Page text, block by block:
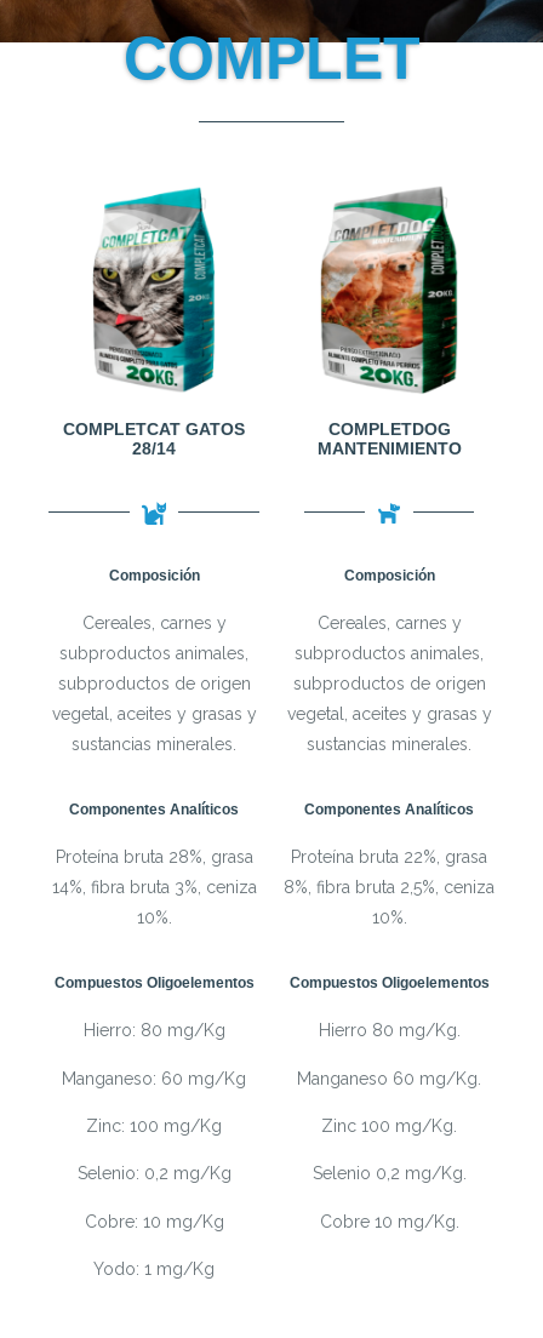
COMPLET
COMPLETCAT GATOS
28/14
COMPLETDOG
MANTENIMIENTO
Composición Composición
Cereales, carnes y
subproductos animales,
subproductos de origen
vegetal, aceites y grasas y
sustancias minerales.
Cereales, carnes y
subproductos animales,
subproductos de origen
vegetal, aceites y grasas y
sustancias minerales.
Componentes Analíticos Componentes Analíticos
Proteína bruta 28%, grasa
14%, fibra bruta 3%, ceniza
10%.
Proteína bruta 22%, grasa
8%, fibra bruta 2,5%, ceniza
10%.
Compuestos Oligoelementos Compuestos Oligoelementos
Hierro: 80 mg/Kg
Manganeso: 60 mg/Kg
Zinc: 100 mg/Kg
Selenio: 0,2 mg/Kg
Cobre: 10 mg/Kg
Yodo: 1 mg/Kg
Hierro 80 mg/Kg.
Manganeso 60 mg/Kg.
Zinc 100 mg/Kg.
Selenio 0,2 mg/Kg.
Cobre 10 mg/Kg.